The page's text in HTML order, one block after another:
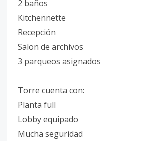
2 baños
Kitchennette
Recepción
Salon de archivos
3 parqueos asignados
Torre cuenta con:
Planta full
Lobby equipado
Mucha seguridad